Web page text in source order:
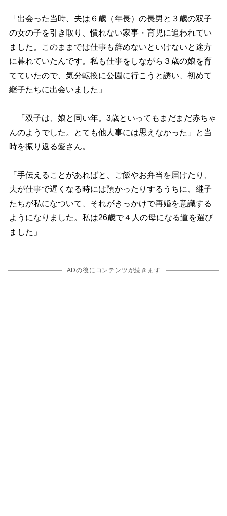
「出会った当時、夫は６歳（年長）の長男と３歳の双子
の女の子を引き取り、慣れない家事・育児に追われてい
ました。このままでは仕事も辞めないといけないと途方
に暮れていたんです。私も仕事をしながら３歳の娘を育
てていたので、気分転換に公園に行こうと誘い、初めて
継子たちに出会いました」
「双子は、娘と同い年。3歳といってもまだまだ赤ちゃ
んのようでした。とても他人事には思えなかった」と当
時を振り返る愛さん。
「手伝えることがあればと、ご飯やお弁当を届けたり、
夫が仕事で遅くなる時には預かったりするうちに、継子
たちが私になついて、それがきっかけで再婚を意識する
ようになりました。私は26歳で４人の母になる道を選び
ました」
ADの後にコンテンツが続きます